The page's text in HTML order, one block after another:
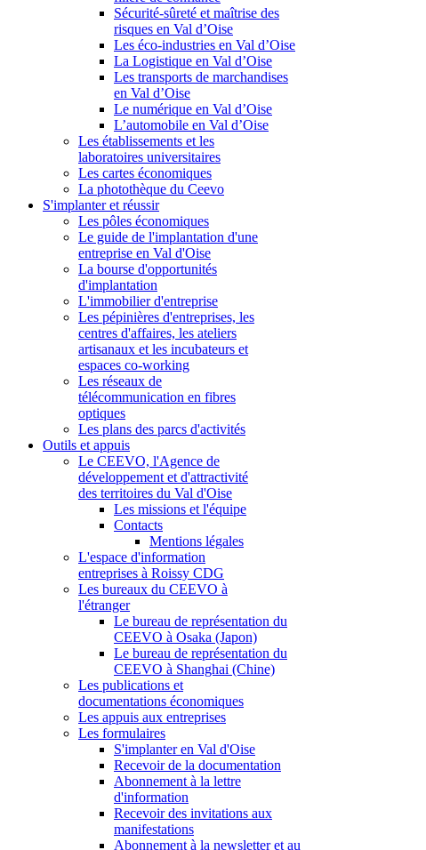
Sécurité-sûreté et maîtrise des
risques en Val d’Oise
Les éco-industries en Val d’Oise
La Logistique en Val d’Oise
Les transports de marchandises
en Val d’Oise
Le numérique en Val d’Oise
L’automobile en Val d’Oise
Les établissements et les
laboratoires universitaires
Les cartes économiques
La photothèque du Ceevo
S'implanter et réussir
Les pôles économiques
Le guide de l'implantation d'une
entreprise en Val d'Oise
La bourse d'opportunités
d'implantation
L'immobilier d'entreprise
Les pépinières d'entreprises, les
centres d'affaires, les ateliers
artisanaux et les incubateurs et
espaces co-working
Les réseaux de
télécommunication en fibres
optiques
Les plans des parcs d'activités
Outils et appuis
Le CEEVO, l'Agence de
développement et d'attractivité
des territoires du Val d'Oise
Les missions et l'équipe
Contacts
Mentions légales
L'espace d'information
entreprises à Roissy CDG
Les bureaux du CEEVO à
l'étranger
Le bureau de représentation du
CEEVO à Osaka (Japon)
Le bureau de représentation du
CEEVO à Shanghai (Chine)
Les publications et
documentations économiques
Les appuis aux entreprises
Les formulaires
S'implanter en Val d'Oise
Recevoir de la documentation
Abonnement à la lettre
d'information
Recevoir des invitations aux
manifestations
Abonnement à la newsletter et au